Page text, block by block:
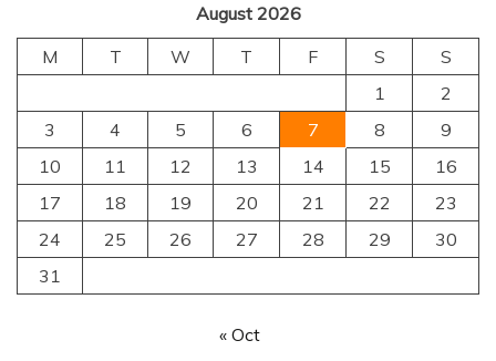
August 2026
M
T W T F S
S
1
2
3
4 5 6 7 8
9
10
11 12 13 14 15
16
17
18 19 20 21 22
23
24
25 26 27 28 29
30
31
« Oct